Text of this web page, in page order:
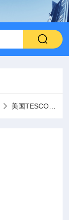
美国TESCOM泰斯康